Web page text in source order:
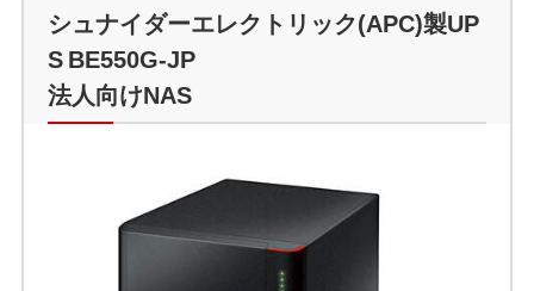
シュナイダーエレクトリック(APC)製UP
S BE550G-JP
法人向けNAS